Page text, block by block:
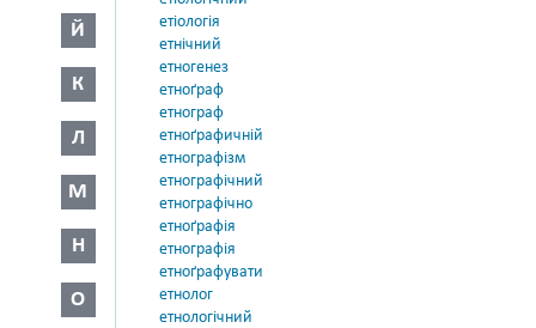
Й
К
Л
М
Н
О
етіологія
етнічний
етногенез
етноґраф
етнограф
етноґрафичній
етнографізм
етнографічний
етнографічно
етноґрафія
етнографія
етноґрафувати
етнолог
етнологічний